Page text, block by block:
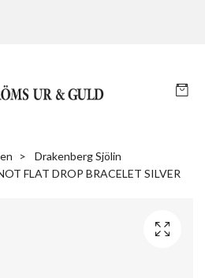
Drakenberg Sjölin
FLAT DROP BRACELET SILVER